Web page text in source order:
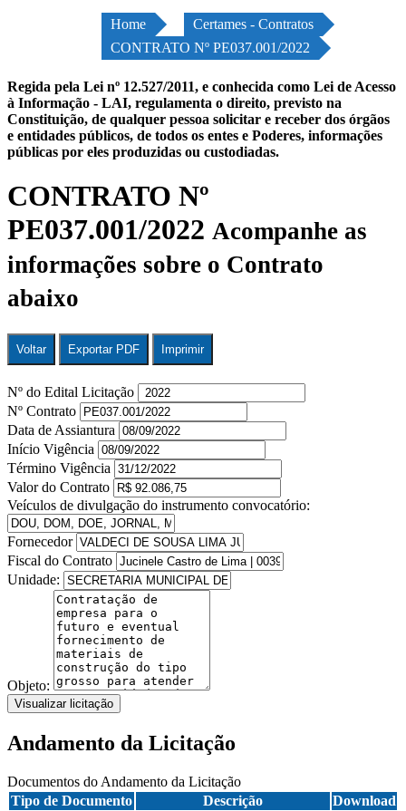
Home
Certames - Contratos
CONTRATO Nº PE037.001/2022
Regida pela Lei nº 12.527/2011, e conhecida como Lei de Acesso
à Informação - LAI, regulamenta o direito, previsto na
Constituição, de qualquer pessoa solicitar e receber dos órgãos
e entidades públicos, de todos os entes e Poderes, informações
públicas por eles produzidas ou custodiadas.
CONTRATO Nº
PE037.001/2022 Acompanhe as
informações sobre o Contrato
abaixo
Voltar Exportar PDF Imprimir
Nº do Edital Licitação
Nº Contrato
Data de Assiantura
Início Vigência
Término Vigência
Valor do Contrato
Veículos de divulgação do instrumento convocatório:
Fornecedor
Fiscal do Contrato
Unidade:
Objeto:
Visualizar licitação
Andamento da Licitação
Documentos do Andamento da Licitação
Tipo de Documento
Descrição
Download